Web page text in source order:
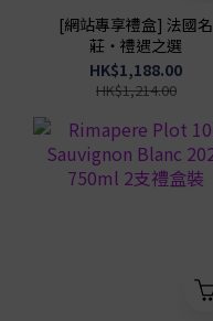
[網站專享禮盒] 法國名
莊・禮遇之選
HK$1,188.00
HK$1,214.00